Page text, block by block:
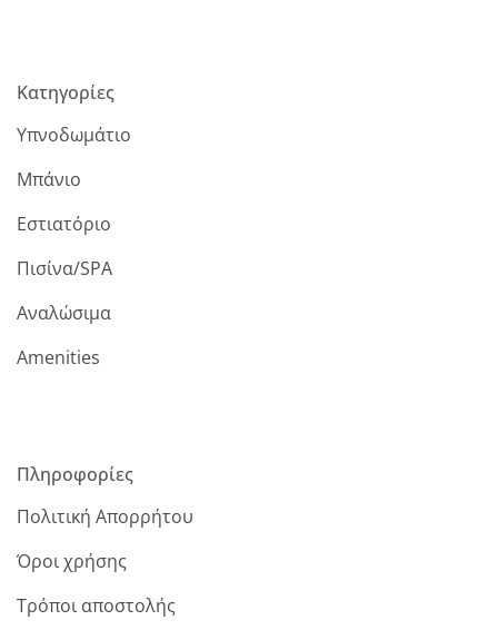
Κατηγορίες
Υπνοδωμάτιο
Μπάνιο
Εστιατόριο
Πισίνα/SPA
Αναλώσιμα
Amenities
Πληροφορίες
Πολιτική Απορρήτου
Όροι χρήσης
Τρόποι αποστολής